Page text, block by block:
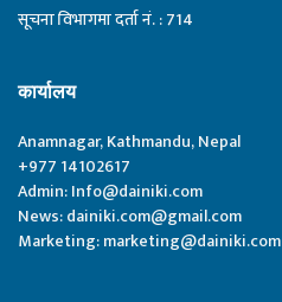
सूचना विभागमा दर्ता नं. : 714
कार्यालय
Anamnagar, Kathmandu, Nepal
+977 14102617
Admin:Info@dainiki.com
News:dainiki.com@gmail.com
Marketing:marketing@dainiki.com